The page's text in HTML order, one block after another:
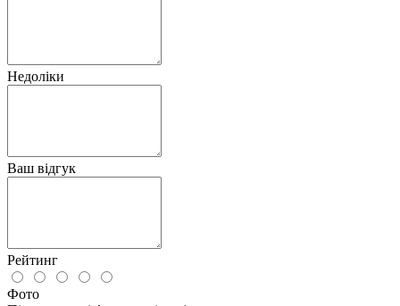
Недоліки
Ваш відгук
Рейтинг
Фото